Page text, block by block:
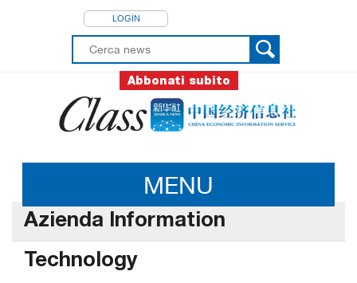
LOGIN
Abbonati subito
MENU
Azienda Information
Technology